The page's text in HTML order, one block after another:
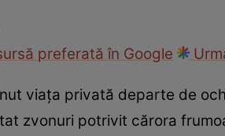
preferată în Google
viața privată departe de
zvonuri potrivit cărora